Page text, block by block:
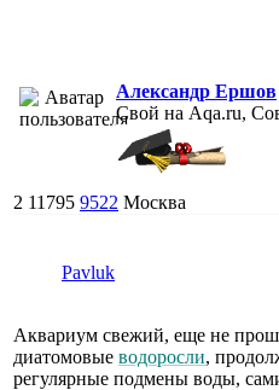
Александр Ершов
Свой на Aqa.ru,
2 11795 9522 Москва
Pavluk
Аквариум свежий, еще не
диатомовые водоросли,
регулярные подмены воды,